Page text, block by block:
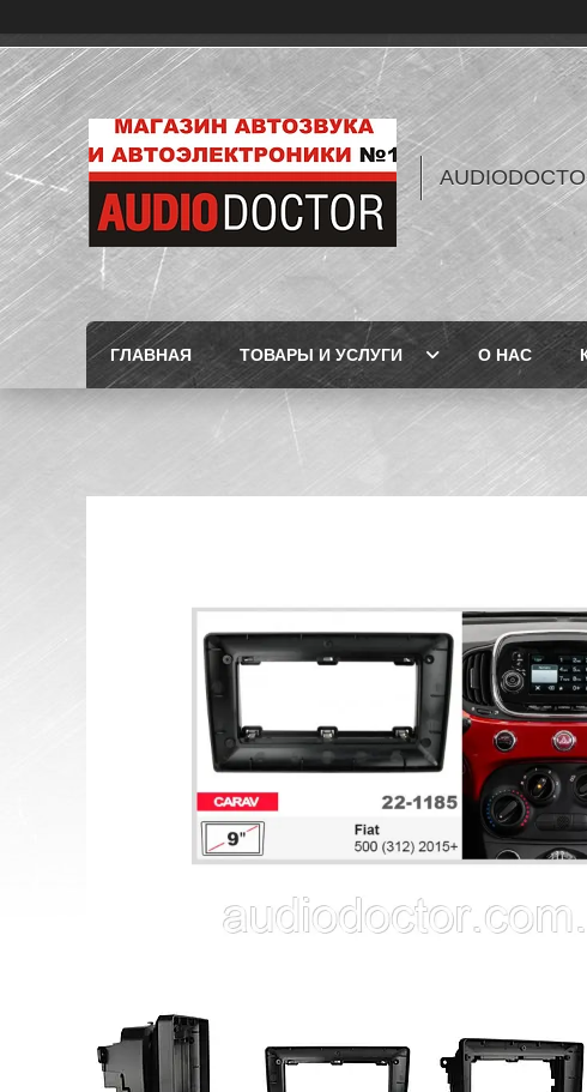
ГЛАВНАЯ ТОВАРЫ И УСЛУГИ О НАС